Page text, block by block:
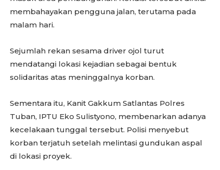
membahayakan pengguna jalan, terutama pada
malam hari.
Sejumlah rekan sesama driver ojol turut
mendatangi lokasi kejadian sebagai bentuk
solidaritas atas meninggalnya korban.
Sementara itu, Kanit Gakkum Satlantas Polres
Tuban, IPTU Eko Sulistyono, membenarkan adanya
kecelakaan tunggal tersebut. Polisi menyebut
korban terjatuh setelah melintasi gundukan aspal
di lokasi proyek.